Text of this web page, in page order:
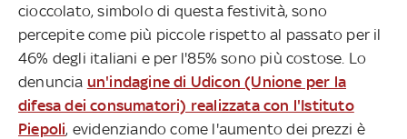
cioccolato, simbolo di questa festività, sono
percepite come più piccole rispetto al passato per il
46% degli italiani e per l'85% sono più costose. Lo
denuncia un'indagine di Udicon (Unione per la
difesa dei consumatori) realizzata con l'Istituto
Piepoli, evidenziando come l'aumento dei prezzi è